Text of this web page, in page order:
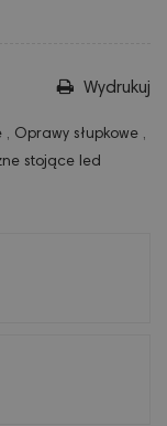
Wydrukuj
, Oprawy słupkowe ,
stojące led